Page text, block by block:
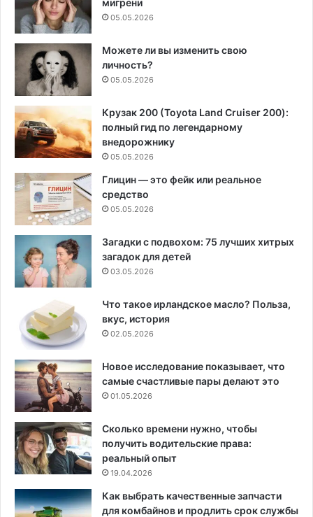
05.05.2026
Можете ли вы изменить свою
личность?
05.05.2026
Крузак 200 (Toyota Land Cruiser 200):
полный гид по легендарному
внедорожнику
05.05.2026
Глицин — это фейк или реальное
средство
05.05.2026
Загадки с подвохом: 75 лучших хитрых
загадок для детей
03.05.2026
Что такое ирландское масло? Польза,
вкус, история
02.05.2026
Новое исследование показывает, что
самые счастливые пары делают это
01.05.2026
Сколько времени нужно, чтобы
получить водительские права:
реальный опыт
19.04.2026
Как выбрать качественные запчасти
для комбайнов и продлить срок службы